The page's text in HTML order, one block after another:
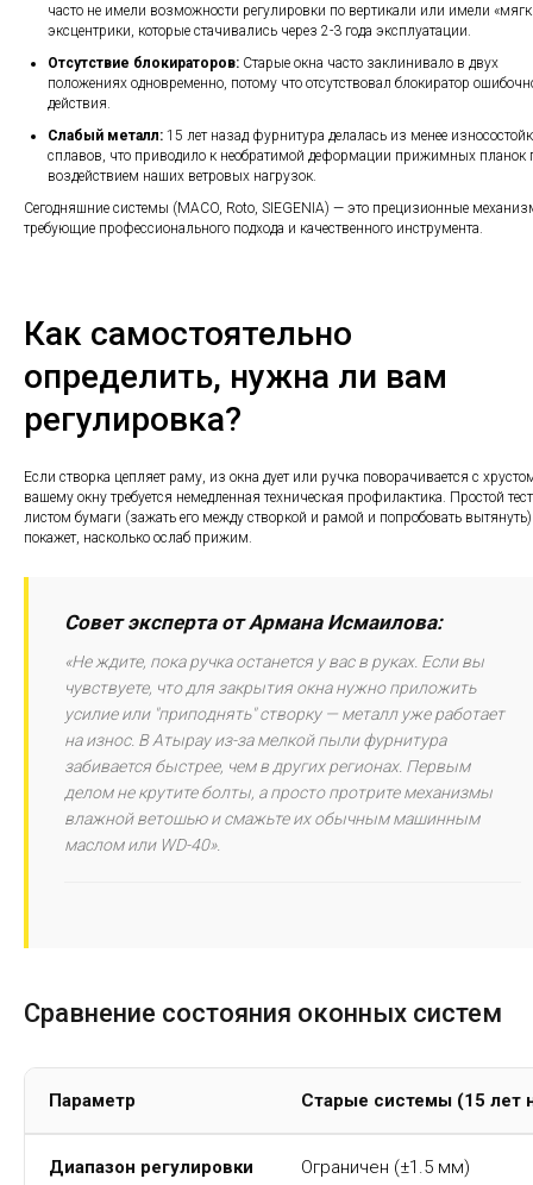
часто не имели возможности регулировки по вертикали или имели
эксцентрики, которые стачивались через 2-3 года эксплуатации.
Отсутствие блокираторов: Старые окна часто заклинивало в двух
положениях одновременно, потому что отсутствовал блокиратор
действия.
Слабый металл: 15 лет назад фурнитура делалась из менее
сплавов, что приводило к необратимой деформации прижимных планок
воздействием наших ветровых нагрузок.
Сегодняшние системы (MACO, Roto, SIEGENIA) — это прецизионные
требующие профессионального подхода и качественного инструмента.
Как самостоятельно
определить, нужна ли вам
регулировка?
Если створка цепляет раму, из окна дует или ручка поворачивается с
вашему окну требуется немедленная техническая профилактика. Простой
листом бумаги (зажать его между створкой и рамой и попробовать вытянуть)
покажет, насколько ослаб прижим.
Совет эксперта от Армана Исмаилова:
«Не ждите, пока ручка останется у вас в руках. Если вы
чувствуете, что для закрытия окна нужно приложить
усилие или "приподнять" створку — металл уже работает
на износ. В Атырау из-за мелкой пыли фурнитура
забивается быстрее, чем в других регионах. Первым
делом не крутите болты, а просто протрите механизмы
влажной ветошью и смажьте их обычным машинным
маслом или WD-40».
Сравнение состояния оконных систем
Параметр Старые системы (15 лет
Диапазон регулировки Ограничен (±1.5 мм)